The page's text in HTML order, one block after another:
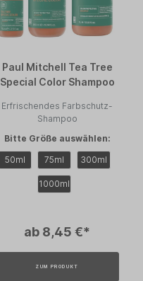
Paul Mitchell Tea Tree
Special Color Shampoo
Erfrischendes Farbschutz-
Shampoo
Bitte Größe auswählen:
50ml
75ml 300ml
1000ml
ab 8,45 €*
ZUM PRODUKT